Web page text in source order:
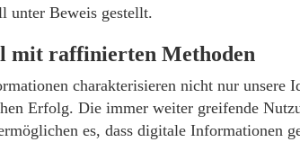
unter Beweis gestellt.
mit raffinierten Methoden
charakterisieren nicht nur unsere
Erfolg. Die immer weiter greifende
es, dass digitale Informationen